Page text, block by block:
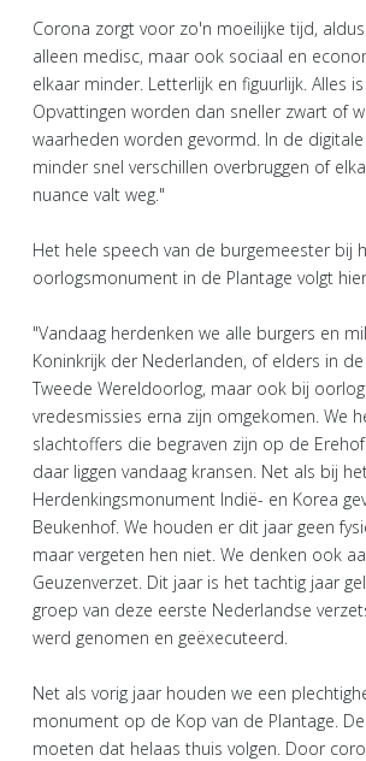
Corona zorgt voor zo'n moeilijke tijd,
alleen medisc, maar ook sociaal en
elkaar minder. Letterlijk en figuurlijk. Alles
Opvattingen worden dan sneller zwart of
waarheden worden gevormd. In de
minder snel verschillen overbruggen of
nuance valt weg."
Het hele speech van de burgemeester bij
oorlogsmonument in de Plantage volgt hier.
"Vandaag herdenken we alle burgers en
Koninkrijk der Nederlanden, of elders in
Tweede Wereldoorlog, maar ook bij
vredesmissies erna zijn omgekomen. We
slachtoffers die begraven zijn op de
daar liggen vandaag kransen. Net als bij
Herdenkingsmonument Indië- en Korea
Beukenhof. We houden er dit jaar geen
maar vergeten hen niet. We denken ook
Geuzenverzet. Dit jaar is het tachtig jaar
groep van deze eerste Nederlandse
werd genomen en geëxecuteerd.
Net als vorig jaar houden we een
monument op de Kop van de Plantage.
moeten dat helaas thuis volgen. Door